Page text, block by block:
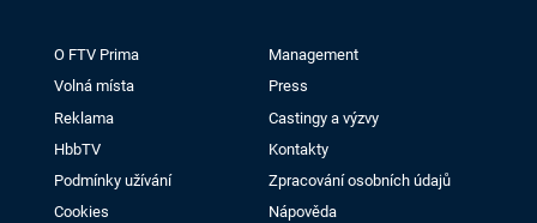
O FTV Prima
Management
Volná místa
Press
Reklama
Castingy a výzvy
HbbTV
Kontakty
Podmínky užívání
Zpracování osobních údajů
Cookies
Nápověda